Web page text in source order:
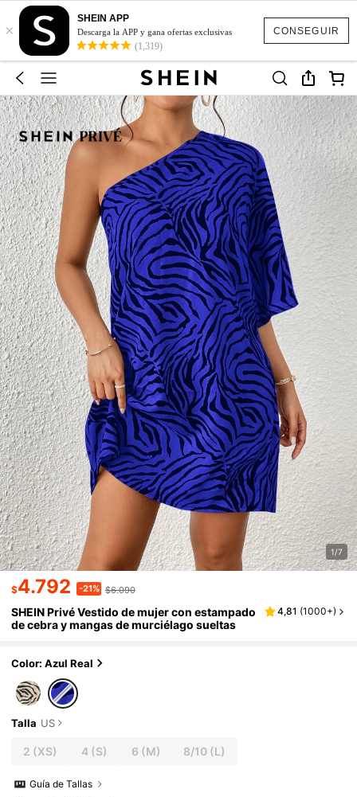
CONSEGUIR
×
SHEIN APP
Descarga la APP y gana ofertas exclusivas
(1,319)
1/7
$4.792 -21% $6.090
SHEIN Privé Vestido de mujer con estampado
de cebra y mangas de murciélago sueltas
4,81 (1000+)
Color: Azul Real
Talla US
2 (XS) 4(S) 6 (M) 8/10 (L)
Guía de Tallas